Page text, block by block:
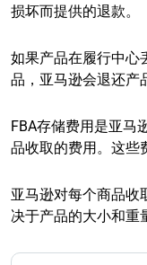
损坏而提供的退款。
如果产品在履行中心
品，亚马逊会退还产
FBA存储费用是亚马
品收取的费用。这些
亚马逊对每个商品收
决于产品的大小和重